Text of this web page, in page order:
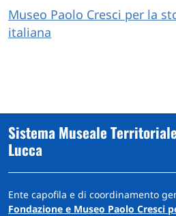
Museo Paolo Cresci per la
italiana
Sistema Museale
Lucca
Ente capofila e di coordinamento
Fondazione e Museo Paolo Cresci